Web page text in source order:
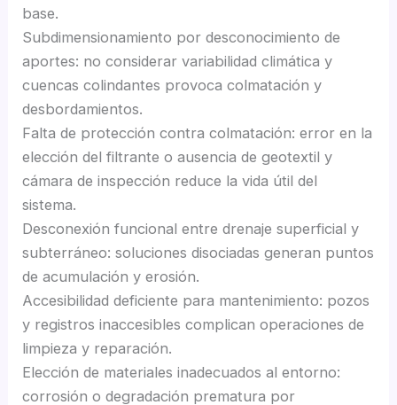
base.
Subdimensionamiento por desconocimiento de
aportes: no considerar variabilidad climática y
cuencas colindantes provoca colmatación y
desbordamientos.
Falta de protección contra colmatación: error en la
elección del filtrante o ausencia de geotextil y
cámara de inspección reduce la vida útil del
sistema.
Desconexión funcional entre drenaje superficial y
subterráneo: soluciones disociadas generan puntos
de acumulación y erosión.
Accesibilidad deficiente para mantenimiento: pozos
y registros inaccesibles complican operaciones de
limpieza y reparación.
Elección de materiales inadecuados al entorno:
corrosión o degradación prematura por